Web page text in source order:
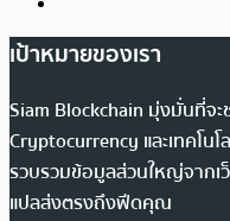
เป้าหมายของเรา
Siam Blockchain มุ่งมั่นที่จ
Cryptocurrency และเทคโน
รวบรวมข้อมูลส่วนใหญ่จากเ
แปลส่งตรงถึงฟีดคุณ